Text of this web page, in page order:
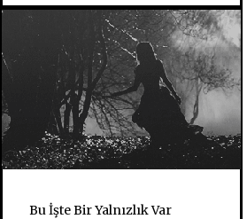
Bu İşte Bir Yalnızlık Var